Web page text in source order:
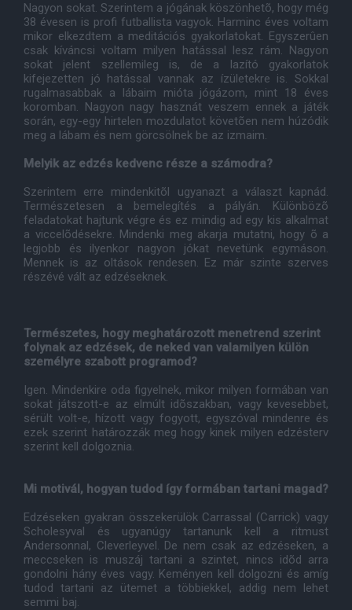
Nagyon sokat. Szerintem a jógának köszönhetõ, hogy még
38 évesen is profi futballista vagyok. Harminc éves voltam
mikor elkezdtem a meditációs gyakorlatokat. Egyszerûen
csak kíváncsi voltam milyen hatással lesz rám. Nagyon
sokat jelent szellemileg is, de a lazító gyakorlatok
kifejezetten jó hatással vannak az ízületekre is. Sokkal
rugalmasabbak a lábaim mióta jógázom, mint 18 éves
koromban. Nagyon nagy hasznát veszem ennek a játék
során, egy-egy hirtelen mozdulatot követõen nem húzódik
meg a lábam és nem görcsölnek be az izmaim.
Melyik az edzés kedvenc része a számodra?
Szerintem erre mindenkitõl ugyanazt a választ kapnád.
Természetesen a bemelegítés a pályán. Különbözõ
feladatokat hajtunk végre és ez mindig ad egy kis alkalmat
a viccelõdésekre. Mindenki meg akarja mutatni, hogy õ a
legjobb és ilyenkor nagyon jókat nevetünk egymáson.
Mennek is az oltások rendesen. Ez már szinte szerves
részévé vált az edzéseknek.
Természetes, hogy meghatározott menetrend szerint
folynak az edzések, de neked van valamilyen külön
személyre szabott programod?
Igen. Mindenkire oda figyelnek, mikor milyen formában van
sokat játszott-e az elmúlt idõszakban, vagy kevesebbet,
sérült volt-e, hízott vagy fogyott, egyszóval mindenre és
ezek szerint határozzák meg hogy kinek milyen edzésterv
szerint kell dolgoznia.
Mi motivál, hogyan tudod így formában tartani magad?
Edzéseken gyakran összekerülök Carrassal (Carrick) vagy
Scholesyval és ugyanúgy tartanunk kell a ritmust
Andersonnal, Cleverleyvel. De nem csak az edzéseken, a
meccseken is muszáj tartani a szintet, nincs idõd arra
gondolni hány éves vagy. Keményen kell dolgozni és amíg
tudod tartani az ütemet a többiekkel, addig nem lehet
semmi baj.